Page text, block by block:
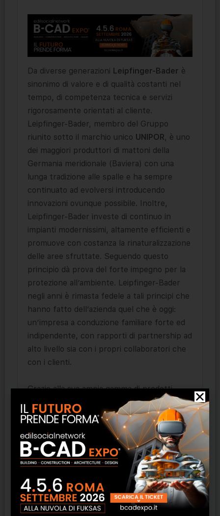
Da diverse generazioni Leipfinger-Bader è
sinonimo di valore e di qualità costanti nel
tempo, di competenza tecnica e servizi
rigorosamente orientati al cliente.
Leipfinger-Bader, membro del Gruppo
riunito sotto il marchio unico UNIPOR, è uno
dei maggiori produttori di mattoni della
Germania meridionale (Baviera) con una
lunga tradizione alle spalle e ha sempre
continuato ad evolversi introducendo
innovazioni ovunque possibile. Inoltre,
Leipfinger-Bader investe di continuo in
impianti modernissimi, altamente efficienti e
promuove con costanza la rinaturalizzazione
delle aree sfruttate. Seguendo questo
principio dà prova del forte impegno per la
protezione all’ambiente. Leipfinger-Bader
negli anni è rimasta fedele a tali principi che
hanno fatto dell’azienda quel che è oggi:
un’impresa a conduzione familiare forte ed
indipendente, con rapporti di partnership ad
alto livello sia con i propri collaboratori che
con i clienti.
Grazie alla sua ampia gamma di prodotti
Leipfinger-Bader soddisfa tutti i requisiti
dell’edilizia. Produce oltre 150 prodotti in
laterizio altamente termoisolanti e
tradizionali, fornendo la base per tutti i tipi
di costruzioni massive. In tal modo di anno in
anno crea un habitat sano per molte
persone.
La nuova generazione di mattoniCORISOè il
risultato dell’intensa attività di ricerca e